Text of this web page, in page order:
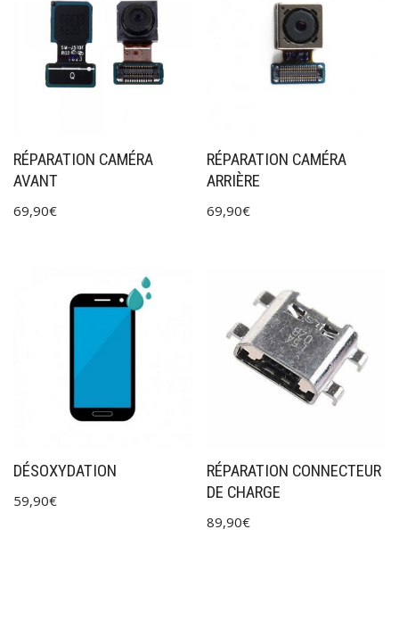
RÉPARATION CAMÉRA
AVANT
69,90€
RÉPARATION CAMÉRA
ARRIÈRE
69,90€
DÉSOXYDATION
59,90€
RÉPARATION CONNECTEUR
DE CHARGE
89,90€